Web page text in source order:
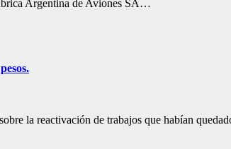
Argentina de Aviones SA…
la reactivación de trabajos que habían